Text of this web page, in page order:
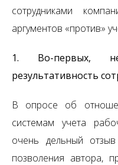
сотрудниками
аргументов «против»
1. Во-первых,
результативность
В опросе об
системам учета
очень дельный
позволения автора,